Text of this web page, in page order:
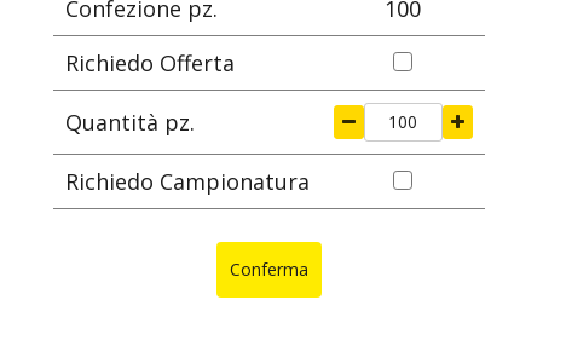
Confezione pz.
100
Richiedo Offerta
Quantità pz.
Richiedo Campionatura
Conferma